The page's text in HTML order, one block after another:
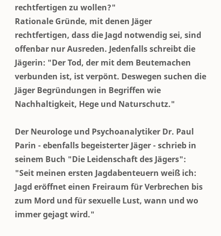
rechtfertigen zu wollen?"
Rationale Gründe, mit denen Jäger
rechtfertigen, dass die Jagd notwendig sei, sind
offenbar nur Ausreden. Jedenfalls schreibt die
Jägerin: "Der Tod, der mit dem Beutemachen
verbunden ist, ist verpönt. Deswegen suchen die
Jäger Begründungen in Begriffen wie
Nachhaltigkeit, Hege und Naturschutz."
Der Neurologe und Psychoanalytiker Dr. Paul
Parin - ebenfalls begeisterter Jäger - schrieb in
seinem Buch "Die Leidenschaft des Jägers":
"Seit meinen ersten Jagdabenteuern weiß ich:
Jagd eröffnet einen Freiraum für Verbrechen bis
zum Mord und für sexuelle Lust, wann und wo
immer gejagt wird."